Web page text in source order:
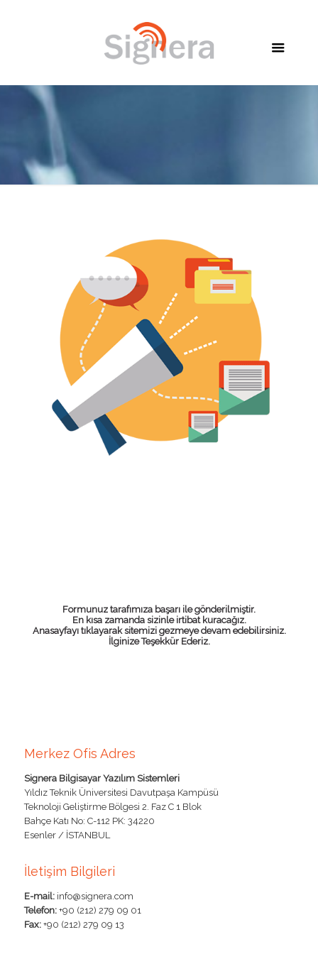
Formunuz tarafımıza başarı ile gönderilmiştir.
En kısa zamanda sizinle irtibat kuracağız.
Anasayfayı tıklayarak sitemizi gezmeye devam edebilirsiniz.
İlginize Teşekkür Ederiz.
Merkez Ofis Adres
Signera Bilgisayar Yazılım Sistemleri
Yıldız Teknik Üniversitesi Davutpaşa Kampüsü
Teknoloji Geliştirme Bölgesi 2. Faz C 1 Blok
Bahçe Katı No: C-112 PK: 34220
Esenler / İSTANBUL
İletişim Bilgileri
E-mail:info@signera.com
Telefon:+90 (212) 279 09 01
Fax:+90 (212) 279 09 13